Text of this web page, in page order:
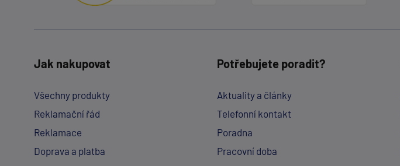
Jak nakupovat
Všechny produkty
Reklamační řád
Reklamace
Doprava a platba
Potřebujete poradit?
Aktuality a články
Telefonní kontakt
Poradna
Pracovní doba